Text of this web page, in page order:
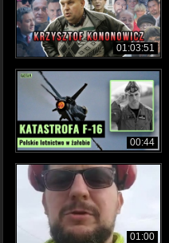
01:03:51
00:44
01:00